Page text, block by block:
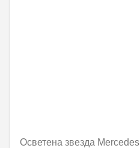
Осветена звезда Mercedes